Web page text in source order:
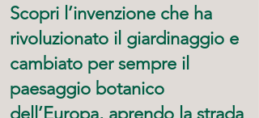
Scopri l’invenzione che ha
rivoluzionato il giardinaggio e
cambiato per sempre il
paesaggio botanico
dell’Europa, aprendo la strada